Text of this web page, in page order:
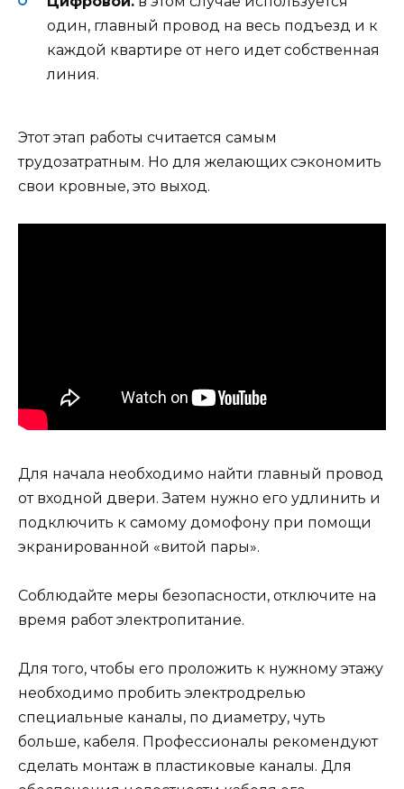
один, главный провод на весь подъезд и к
каждой квартире от него идет собственная
линия.
Этот этап работы считается самым
трудозатратным. Но для желающих сэкономить
свои кровные, это выход.
Для начала необходимо найти главный провод
от входной двери. Затем нужно его удлинить и
подключить к самому домофону при помощи
экранированной «витой пары».
Соблюдайте меры безопасности, отключите на
время работ электропитание.
Для того, чтобы его проложить к нужному этажу
необходимо пробить электродрелью
специальные каналы, по диаметру, чуть
больше, кабеля. Профессионалы рекомендуют
сделать монтаж в пластиковые каналы. Для